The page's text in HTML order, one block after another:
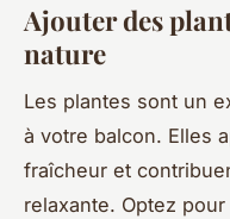
Ajouter des
nature
Les plantes sont un
à votre balcon. Elles
fraîcheur et
relaxante. Optez